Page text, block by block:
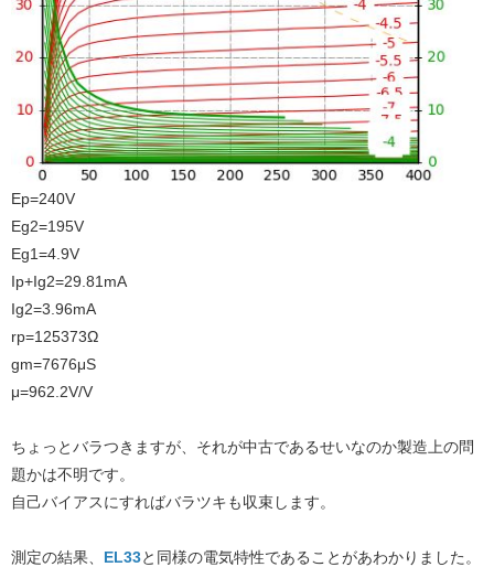
Ep=240V
Eg2=195V
Eg1=4.9V
Ip+Ig2=29.81mA
Ig2=3.96mA
rp=125373Ω
gm=7676μS
μ=962.2V/V
ちょっとバラつきますが、それが中古であるせいなのか製造上の問
題かは不明です。
自己バイアスにすればバラツキも収束します。
測定の結果、 EL33と同様の電気特性であることがあわかりました。